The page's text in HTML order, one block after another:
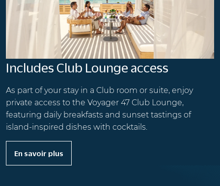
Includes Club Lounge access
As part of your stay in a Club room or suite, enjoy
private access to the Voyager 47 Club Lounge,
featuring daily breakfasts and sunset tastings of
island-inspired dishes with cocktails.
En savoir plus